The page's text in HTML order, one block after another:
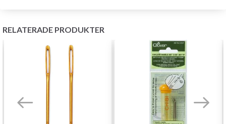
RELATERADE PRODUKTER